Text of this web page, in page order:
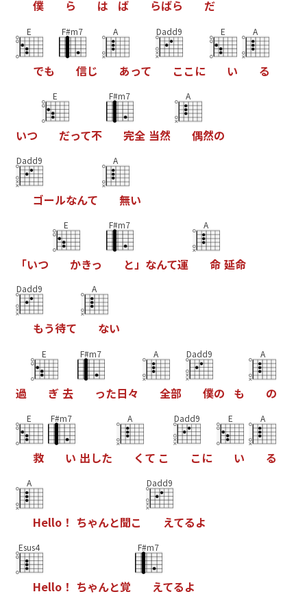
僕 ら は ば らばら だ
E
でも
F#m7
信じ
A
あって
Dadd9
こ こ に
E
い
A
る
いつ
E
だって不
F#m7
完全 当然
A
偶然の
Dadd9
ゴールなんて
A
無い
「いつ
E
かきっ
F#m7
と」 なんて運
A
命 延命
Dadd9
もう待て
A
ない
過
E
ぎ 去
F#m7
った日々
A
全部
Dadd9
僕の も
A
の
E
救
F#m7
い 出した
A
く て こ
Dadd9
こ に
E
い
A
る
A
Hello！ ちゃんと聞こ
Dadd9
えてるよ
Esus4
Hello！ ちゃんと覚
F#m7
えてるよ